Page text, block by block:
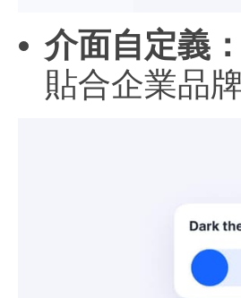
介面自定義：
貼合企業品